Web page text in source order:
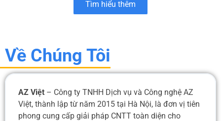
Tìm hiểu thêm
Về Chúng Tôi
AZ Việt – Công ty TNHH Dịch vụ và Công nghệ AZ
Việt, thành lập từ năm 2015 tại Hà Nội, là đơn vị tiên
phong cung cấp giải pháp CNTT toàn diện cho